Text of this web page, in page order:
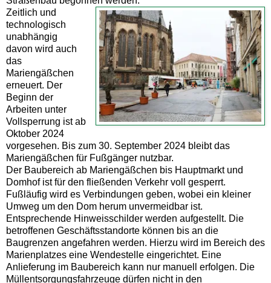
Zeitlich und
technologisch
unabhängig
davon wird auch
das
Mariengäßchen
erneuert. Der
Beginn der
Arbeiten unter
Vollsperrung ist ab
Oktober 2024
vorgesehen. Bis zum 30. September 2024 bleibt das
Mariengäßchen für Fußgänger nutzbar.
Der Baubereich ab Mariengäßchen bis Hauptmarkt und
Domhof ist für den fließenden Verkehr voll gesperrt.
Fußläufig wird es Verbindungen geben, wobei ein kleiner
Umweg um den Dom herum unvermeidbar ist.
Entsprechende Hinweisschilder werden aufgestellt. Die
betroffenen Geschäftsstandorte können bis an die
Baugrenzen angefahren werden. Hierzu wird im Bereich des
Marienplatzes eine Wendestelle eingerichtet. Eine
Anlieferung im Baubereich kann nur manuell erfolgen. Die
Müllentsorgungsfahrzeuge dürfen nicht in den